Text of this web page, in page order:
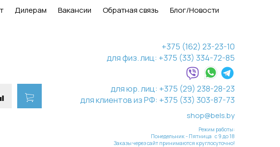
Дилерам Вакансии Обратная связь Блог/Новости
+375 (162) 23-23-10
для физ. лиц: +375 (33) 334-72-85
для юр. лиц: +375 (29) 238-28-23
для клиентов из РФ: +375 (33) 303-87-73
shop@bels.by
Режим работы:
Понедельник - Пятница с 9 до 18
Заказы через сайт принимаются круглосуточно!